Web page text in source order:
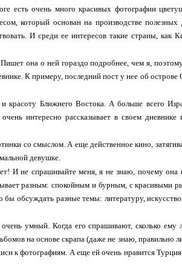
есть очень много красивых фотографии
который основан на производстве полезных
И среди ее интересов такие страны, как
она о ней гораздо подробнее, чем я,
К примеру, последний пост у нее об
красоту Ближнего Востока. А больше всего
интересно рассказывает в своем дневнике
со смыслом. А еще действенное кино,
девушке.
И не спрашивайте меня, я не знаю, почему она
разным: спокойным и бурным, с красивыми
обсуждать разные темы: литературу,
умный. Когда его спрашивают, сколько ему
на основе скрапа (даже не знаю, правильно
к фотографиям. А еще ей очень нравится